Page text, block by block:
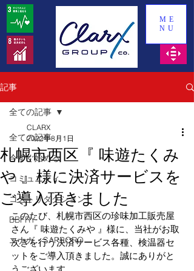
ME
NU
記事
全ての記事
今すぐ始める
コミュニティ
コストリダクション
BBFRY
エナガ・SAPPORO
全ての記事
札幌市西区『 味遊たくみ
や 』様に決済サービスを
ご導入頂きました
CLARX
2022年8月1日
このたび、札幌市西区の珍味加工販売屋
さん『 味遊たくみや 』様に、当社がお取
次ぎを行う決済サービス各種、検温器セ
ットをご導入頂きました。誠にありがと